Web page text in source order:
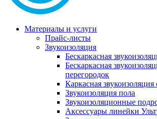
Материалы и услуги
Прайс-листы
Звукоизоляция
Бескаркасная
Бескаркасная
перегородок
Каркасная звукоизоляция
Звукоизоляция пола
Звукоизоляционные
Аксессуары линейки